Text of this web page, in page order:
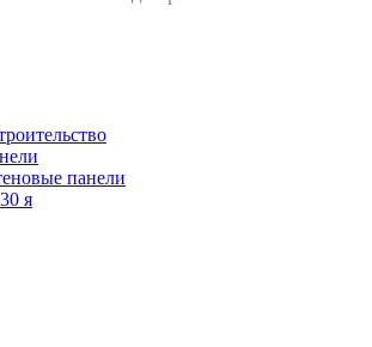
панели
я